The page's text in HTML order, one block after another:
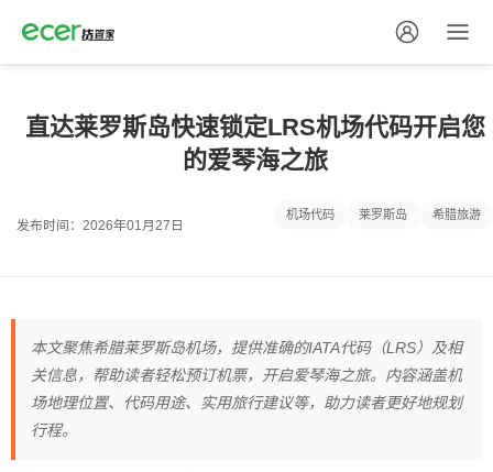
直达莱罗斯岛快速锁定LRS机场代码开启您
的爱琴海之旅
发布时间：2026年01月27日
机场代码 莱罗斯岛 希腊旅游
本文聚焦希腊莱罗斯岛机场，提供准确的IATA代码（LRS）及相
关信息，帮助读者轻松预订机票，开启爱琴海之旅。内容涵盖机
场地理位置、代码用途、实用旅行建议等，助力读者更好地规划
行程。